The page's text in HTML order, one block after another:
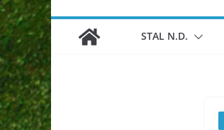
STAL N.D.